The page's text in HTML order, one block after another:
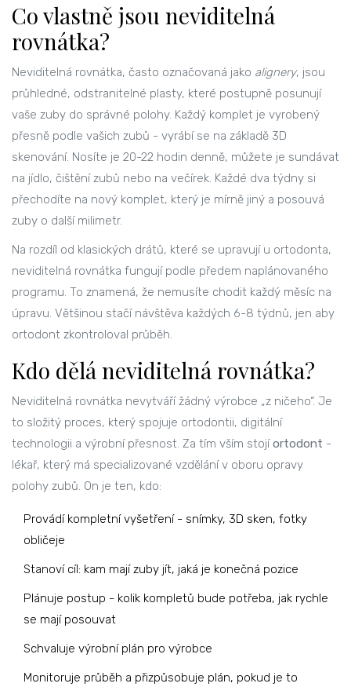
Co vlastně jsou neviditelná
rovnátka?
Neviditelná rovnátka, často označovaná jako alignery, jsou
průhledné, odstranitelné plasty, které postupně posunují
vaše zuby do správné polohy. Každý komplet je vyrobený
přesně podle vašich zubů - vyrábí se na základě 3D
skenování. Nosíte je 20-22 hodin denně, můžete je sundávat
na jídlo, čištění zubů nebo na večírek. Každé dva týdny si
přechodíte na nový komplet, který je mírně jiný a posouvá
zuby o další milimetr.
Na rozdíl od klasických drátů, které se upravují u ortodonta,
neviditelná rovnátka fungují podle předem naplánovaného
programu. To znamená, že nemusíte chodit každý měsíc na
úpravu. Většinou stačí návštěva každých 6-8 týdnů, jen aby
ortodont zkontroloval průběh.
Kdo dělá neviditelná rovnátka?
Neviditelná rovnátka nevytváří žádný výrobce „z ničeho“. Je
to složitý proces, který spojuje ortodontii, digitální
technologii a výrobní přesnost. Za tím vším stojíortodont -
lékař, který má specializované vzdělání v oboru opravy
polohy zubů. On je ten, kdo:
Provádí kompletní vyšetření - snímky, 3D sken, fotky
obličeje
Stanoví cíl: kam mají zuby jít, jaká je konečná pozice
Plánuje postup - kolik kompletů bude potřeba, jak rychle
se mají posouvat
Schvaluje výrobní plán pro výrobce
Monitoruje průběh a přizpůsobuje plán, pokud je to